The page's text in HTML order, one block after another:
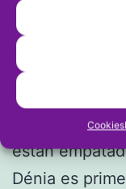
Cookies
Cuatro
liderato tras la
jornada de la
Republic
Baleària
están
Dénia es